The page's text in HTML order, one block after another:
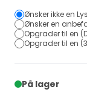
Ønsker ikke en
Ønsker en
Opgrader til en
Opgrader til en
På lager